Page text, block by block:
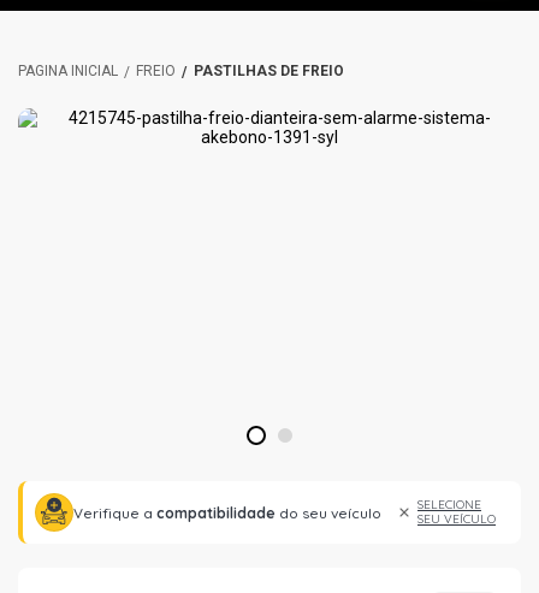
FREIO PASTILHAS DE FREIO
1 2
Verifique a compatibilidade do seu veículo
SELECIONE
SEU VEÍCULO